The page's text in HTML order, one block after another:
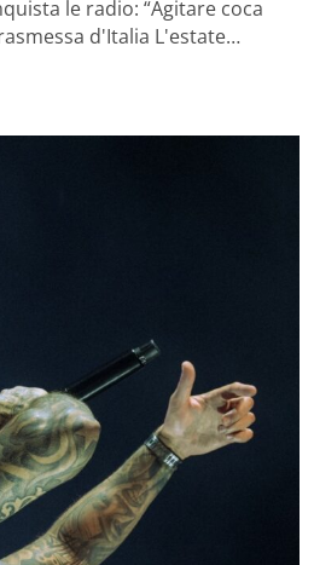
le radio: “Agitare coca
d'Italia L'estate…